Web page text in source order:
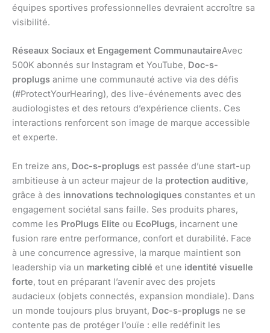
équipes sportives professionnelles devraient accroître sa
visibilité.
Réseaux Sociaux et Engagement CommunautaireAvec
500K abonnés sur Instagram et YouTube, Doc-s-
proplugs anime une communauté active via des défis
(#ProtectYourHearing), des live-événements avec des
audiologistes et des retours d’expérience clients. Ces
interactions renforcent son image de marque accessible
et experte.
En treize ans, Doc-s-proplugs est passée d’une start-up
ambitieuse à un acteur majeur de la protection auditive,
grâce à des innovations technologiques constantes et un
engagement sociétal sans faille. Ses produits phares,
comme les ProPlugs Elite ou EcoPlugs, incarnent une
fusion rare entre performance, confort et durabilité. Face
à une concurrence agressive, la marque maintient son
leadership via un marketing ciblé et une identité visuelle
forte, tout en préparant l’avenir avec des projets
audacieux (objets connectés, expansion mondiale). Dans
un monde toujours plus bruyant, Doc-s-proplugs ne se
contente pas de protéger l’ouïe : elle redéfinit les